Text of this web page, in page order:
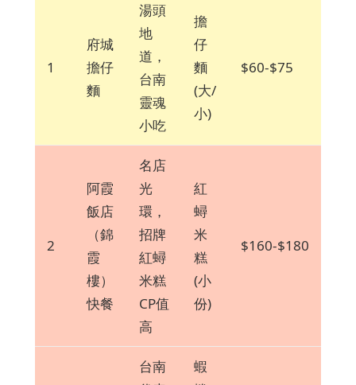
1
府城
擔仔
麵
湯頭
地
道，
台南
靈魂
小吃
擔
仔
麵
(大/
小)
$60-$75
2
阿霞
飯店
（錦
霞
樓）
快餐
名店
光
環，
招牌
紅蟳
米糕
CP值
高
紅
蟳
米
糕
(小
份)
$160-$180
台南
蝦